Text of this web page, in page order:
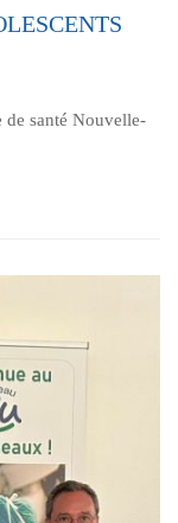
santé Nouvelle-